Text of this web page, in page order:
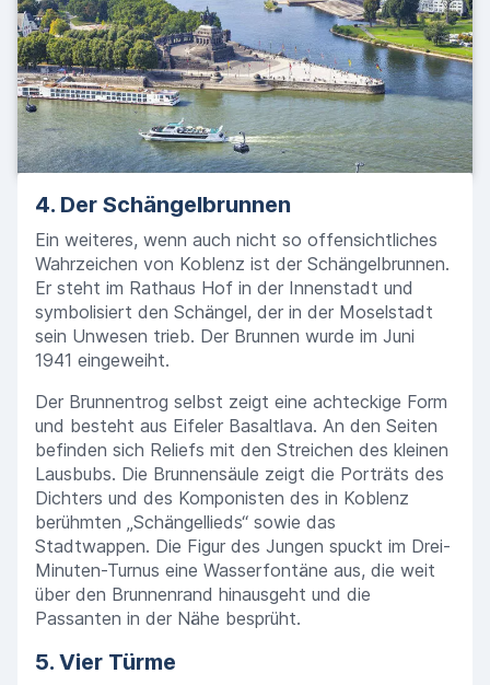
4. Der Schängelbrunnen
Ein weiteres, wenn auch nicht so offensichtliches
Wahrzeichen von Koblenz ist der Schängelbrunnen.
Er steht im Rathaus Hof in der Innenstadt und
symbolisiert den Schängel, der in der Moselstadt
sein Unwesen trieb. Der Brunnen wurde im Juni
1941 eingeweiht.
Der Brunnentrog selbst zeigt eine achteckige Form
und besteht aus Eifeler Basaltlava. An den Seiten
befinden sich Reliefs mit den Streichen des kleinen
Lausbubs. Die Brunnensäule zeigt die Porträts des
Dichters und des Komponisten des in Koblenz
berühmten „Schängellieds“ sowie das
Stadtwappen. Die Figur des Jungen spuckt im Drei-
Minuten-Turnus eine Wasserfontäne aus, die weit
über den Brunnenrand hinausgeht und die
Passanten in der Nähe besprüht.
5. Vier Türme